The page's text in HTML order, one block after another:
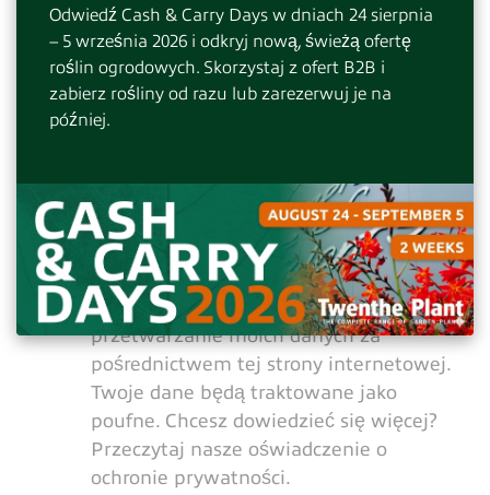
Odwiedź Cash & Carry Days w dniach 24 sierpnia
– 5 września 2026 i odkryj nową, świeżą ofertę
roślin ogrodowych. Skorzystaj z ofert B2B i
zabierz rośliny od razu lub zarezerwuj je na
później.
Twoje zapytanie
Wypełniając ten formularz, wyrażam
zgodę na przechowywanie i
przetwarzanie moich danych za
pośrednictwem tej strony internetowej.
Twoje dane będą traktowane jako
poufne. Chcesz dowiedzieć się więcej?
Przeczytaj nasze oświadczenie o
ochronie prywatności.